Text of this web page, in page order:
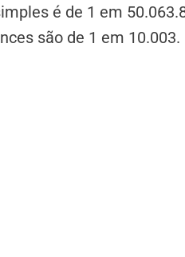
é de 1 em
são de 1 em 10.003.